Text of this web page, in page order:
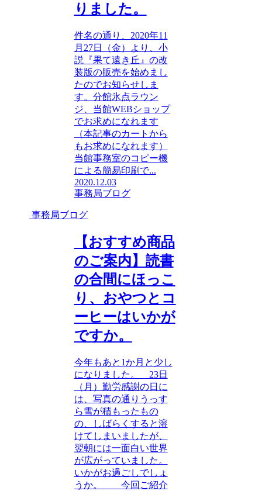
りました。
件名の通り、2020年11
月27日（金）より、小
説『果て遠き丘』の改
装版の販売を始めまし
たのでお知らせしま
す。分館氷点ラウン
ジ、当館WEBショップ
でお求めになれます
（本記事のカートから
もお求めになれます）
当館事務室のコピー機
による簡易印刷で...
2020.12.03
事務局ブログ
事務局ブログ
【おすすめ商品
のご案内】読書
の合間にほっこ
り、おやつとコ
ーヒーはいかが
ですか。
今年もあと1か月と少し
になりました。 23日
（月）勤労感謝の日に
は、写真の通りうっす
ら雪が積もったもの
の、しばらくすると溶
けてしまいましたが、
翌朝には一面白い世界
が広がっていました。
いかがお過ごしでしょ
うか。 今回ご紹介